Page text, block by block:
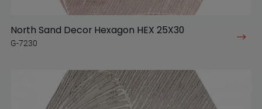
North Sand Decor Hexagon HEX 25X30
G-7230